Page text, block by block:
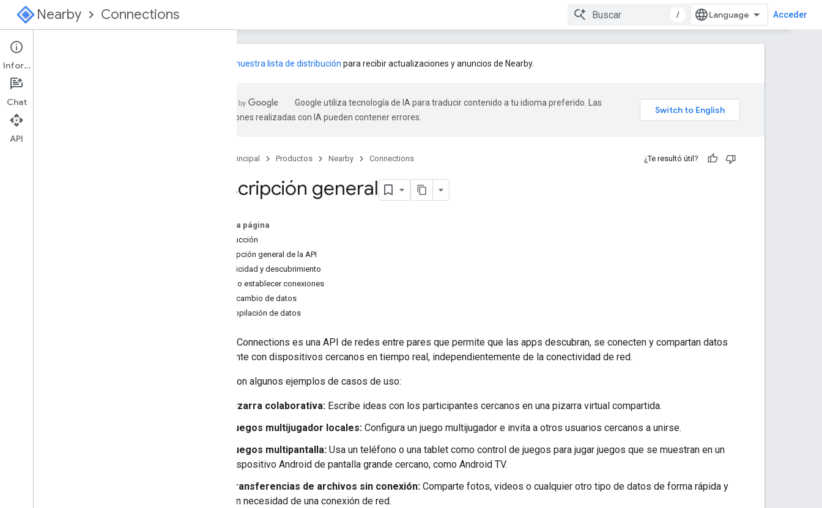
Nearby Connections / Acceder
Descripción general
Elija una estrategia
Android
nuestra lista de distribución para recibir actualizaciones y anuncios de Nearby.
Google utiliza tecnología de IA para traducir contenido a tu idioma preferido. Las
traducciones realizadas con IA pueden contener errores.
Página principal Productos Nearby Connections ¿Te resultó útil?
Descripción general
En esta página
Introducción
Descripción general de la API
Publicidad y descubrimiento
Cómo establecer conexiones
Intercambio de datos
Recopilación de datos
Nearby Connections es una API de redes entre pares que permite que las apps descubran, se conecten y compartan datos
fácilmente con dispositivos cercanos en tiempo real, independientemente de la conectividad de red.
Estos son algunos ejemplos de casos de uso:
Pizarra colaborativa: Escribe ideas con los participantes cercanos en una pizarra virtual compartida.
Juegos multijugador locales: Configura un juego multijugador e invita a otros usuarios cercanos a unirse.
Juegos multipantalla: Usa un teléfono o una tablet como control de juegos para jugar juegos que se muestran en un
dispositivo Android de pantalla grande cercano, como Android TV.
Transferencias de archivos sin conexión: Comparte fotos, videos o cualquier otro tipo de datos de forma rápida y
sin necesidad de una conexión de red.
Información
Chat
API